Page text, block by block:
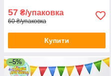
57 ₴/упаковка
60 ₴/упаковка
Купити
–5%